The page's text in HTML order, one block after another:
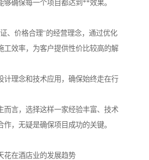
够确保每一个项目都达到**效果。
、价格合理"的经营理念，通过优化
工效率，为客户提供性价比较高的解
计理念和技术应用，确保始终走在行
而言，选择这样一家经验丰富、技术
作，无疑是确保项目成功的关键。
花在酒店业的发展趋势